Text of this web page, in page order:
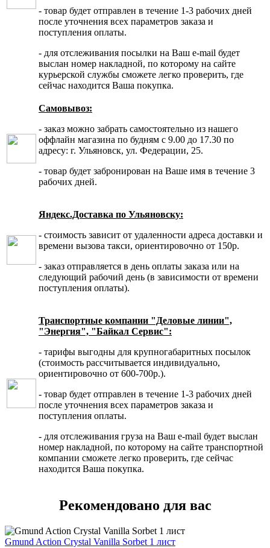
- товар будет отправлен в течение 1-3 рабочих дней
после уточнения всех параметров заказа и
поступления оплаты.
- для отслеживания посылки на Ваш e-mail будет
выслан номер накладной, по которому на сайте
курьерской службы сможете легко проверить, где
сейчас находится Ваша покупка.
Самовывоз:
- заказ можно забрать самостоятельно из нашего
оффлайн магазина по будням с 9.00 до 17.30 по
адресу: г. Ульяновск, ул. Федерации, 25.
- товар будет забронирован на Ваше имя в течение 3
рабочих дней.
Яндекс.Доставка по Ульяновску:
- стоимость зависит от удаленности адреса доставки и
времени вызова такси, ориентировочно от 150р.
- заказ отправляется в день оплаты заказа или на
следующий рабочий день (в зависимости от времени
поступления оплаты).
Транспортные компании "Деловые линии",
"Энергия", "Байкал Сервис":
- тарифы выгодны для крупногабаритных посылок
(стоимость рассчитывается индивидуально,
ориентировочно от 600-700р.).
- товар будет отправлен в течение 1-3 рабочих дней
после уточнения всех параметров заказа и
поступления оплаты.
- для отслеживания груза на Ваш e-mail будет выслан
номер накладной, по которому на сайте транспортной
компании сможете легко проверить, где сейчас
находится Ваша покупка.
Рекомендовано для вас
Gmund Action Crystal Vanilla Sorbet 1 лист